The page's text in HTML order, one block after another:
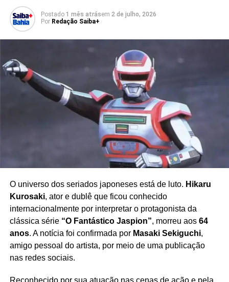
Postado 1 mês atrásem 2 de julho, 2026
Por Redação Saiba+
O universo dos seriados japoneses está de luto. Hikaru
Kurosaki, ator e dublê que ficou conhecido
internacionalmente por interpretar o protagonista da
clássica série “O Fantástico Jaspion”, morreu aos 64
anos. A notícia foi confirmada por Masaki Sekiguchi,
amigo pessoal do artista, por meio de uma publicação
nas redes sociais.
Reconhecido por sua atuação nas cenas de ação e pela